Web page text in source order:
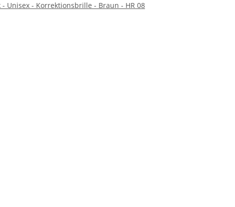
- Unisex - Korrektionsbrille - Braun - HR 08